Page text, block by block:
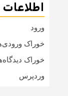
اطلاعات
ورود
خوراک
خوراک
وردپرس